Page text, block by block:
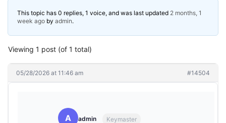
This topic has 0 replies, 1 voice, and was last updated 2 months, 1
week ago by admin.
Viewing 1 post (of 1 total)
05/28/2026 at 11:46 am #14504
A admin Keymaster